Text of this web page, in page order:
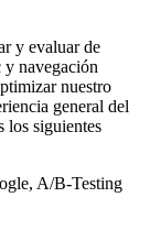
y evaluar de
navegación
nuestro
general del
los siguientes
A/B-Testing